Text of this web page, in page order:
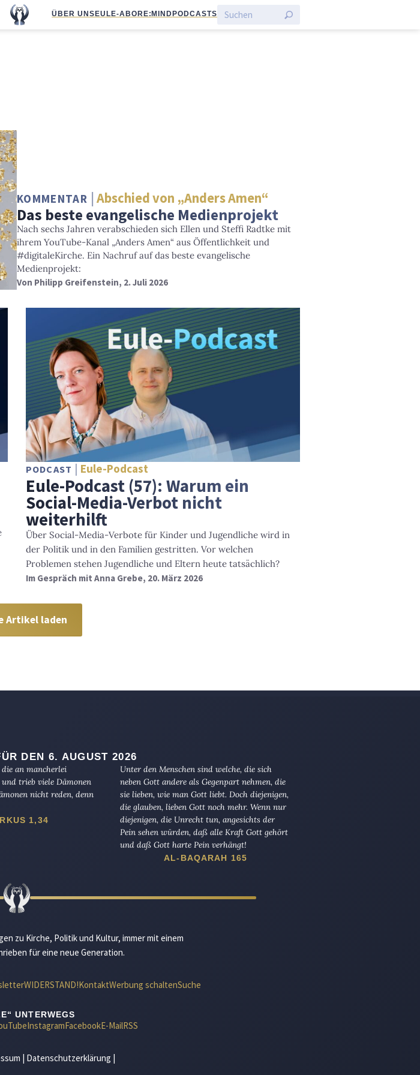
ÜBER UNS EULE-ABO RE:MIND PODCASTS
KOMMENTAR Abschied von „Anders Amen“
Das beste evangelische Medienprojekt
Nach sechs Jahren verabschieden sich Ellen und Steffi Radtke mit
ihrem YouTube-Kanal „Anders Amen“ aus Öffentlichkeit und
#digitaleKirche. Ein Nachruf auf das beste evangelische
Medienprojekt:
Von Philipp Greifenstein, 2. Juli 2026
PODCAST Eule-Podcast
Eule-Podcast (57): Warum ein
Social-Media-Verbot nicht
weiterhilft
Über Social-Media-Verbote für Kinder und Jugendliche wird in
der Politik und in den Familien gestritten. Vor welchen
Problemen stehen Jugendliche und Eltern heute tatsächlich?
Im Gespräch mit Anna Grebe, 20. März 2026
Artikel laden
DEN 6. AUGUST 2026
an mancherlei
trieb viele Dämonen
nicht reden, denn
1,34
Unter den Menschen sind welche, die sich
neben Gott andere als Gegenpart nehmen, die
sie lieben, wie man Gott liebt. Doch diejenigen,
die glauben, lieben Gott noch mehr. Wenn nur
diejenigen, die Unrecht tun, angesichts der
Pein sehen würden, daß alle Kraft Gott gehört
und daß Gott harte Pein verhängt!
AL-BAQARAH 165
zu Kirche, Politik und Kultur, immer mit einem
für eine neue Generation.
WIDERSTAND!KontaktWerbung schaltenSuche
UNTERWEGS
InstagramFacebookE-MailRSS
| Datenschutzerklärung |